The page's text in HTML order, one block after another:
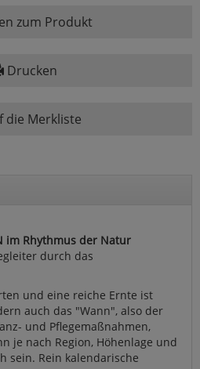
zum Produkt
Drucken
die Merkliste
im Rhythmus der Natur
durch das
und eine reiche Ernte ist
auch das "Wann", also der
und Pflegemaßnahmen,
je nach Region, Höhenlage und
sein. Rein kalendarische